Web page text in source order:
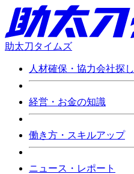
助太刀タイムズ
人材確保・協力会社探し
経営・お金の知識
働き方・スキルアップ
ニュース・レポート